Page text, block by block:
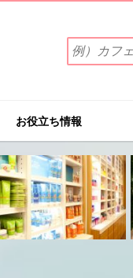
索
ワ
を
入
力
(例）
カ
フ
ェ
お役立ち情報